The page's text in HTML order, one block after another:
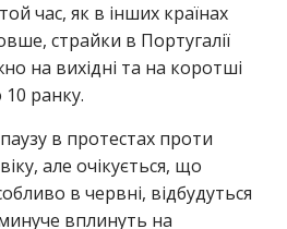
час, як в інших країнах
страйки в Португалії
на вихідні та на коротші
10 ранку.
в протестах проти
але очікується, що
в червні, відбудуться
вплинуть на